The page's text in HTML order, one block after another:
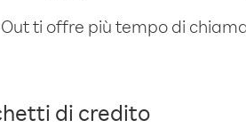
ti offre più tempo di
di credito